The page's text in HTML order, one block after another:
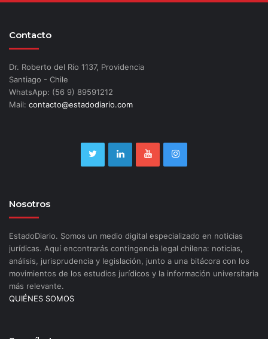
Contacto
Dr. Roberto del Río 1137, Providencia
Santiago - Chile
WhatsApp: (56 9) 89591212
Mail: contacto@estadodiario.com
Nosotros
EstadoDiario. Somos un medio digital especializado en noticias
jurídicas. Aquí encontrarás contingencia legal chilena: noticias,
análisis, jurisprudencia y legislación, junto a una bitácora con los
movimientos de los estudios jurídicos y la información universitaria
más relevante.
QUIÉNES SOMOS